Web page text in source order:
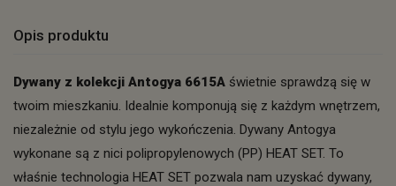
Opis produktu
Dywany z kolekcji Antogya 6615A świetnie sprawdzą się w
twoim mieszkaniu. Idealnie komponują się z każdym wnętrzem,
niezależnie od stylu jego wykończenia. Dywany Antogya
wykonane są z nici polipropylenowych (PP) HEAT SET. To
właśnie technologia HEAT SET pozwala nam uzyskać dywany,